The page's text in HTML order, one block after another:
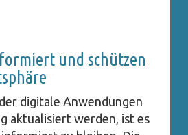
und schützen
digitale Anwendungen
aktualisiert werden, ist es